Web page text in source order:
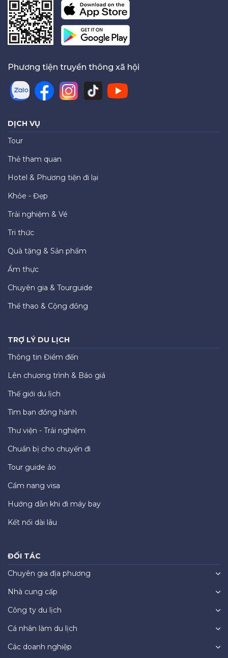
Phương tiện truyền thông xã hội
DỊCH VỤ
Tour
Thẻ tham quan
Hotel & Phương tiện đi lại
Khỏe - Đẹp
Trải nghiệm & Vé
Tri thức
Quà tặng & Sản phẩm
Ẩm thực
Chuyên gia & Tourguide
Thể thao & Cộng đồng
TRỢ LÝ DU LỊCH
Thông tin Điểm đến
Lên chương trình & Báo giá
Thế giới du lịch
Tìm bạn đồng hành
Thư viện - Trải nghiệm
Chuẩn bị cho chuyến đi
Tour guide ảo
Cẩm nang visa
Hướng dẫn khi đi máy bay
Kết nối dài lâu
ĐỐI TÁC
Chuyên gia địa phương
Nhà cung cấp
Công ty du lịch
Cá nhân làm du lịch
Các doanh nghiệp